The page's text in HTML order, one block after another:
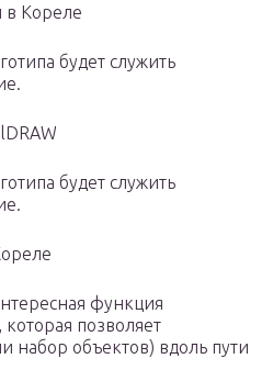
в Кореле
будет служить
будет служить
функция
позволяет
набор объектов) вдоль пути